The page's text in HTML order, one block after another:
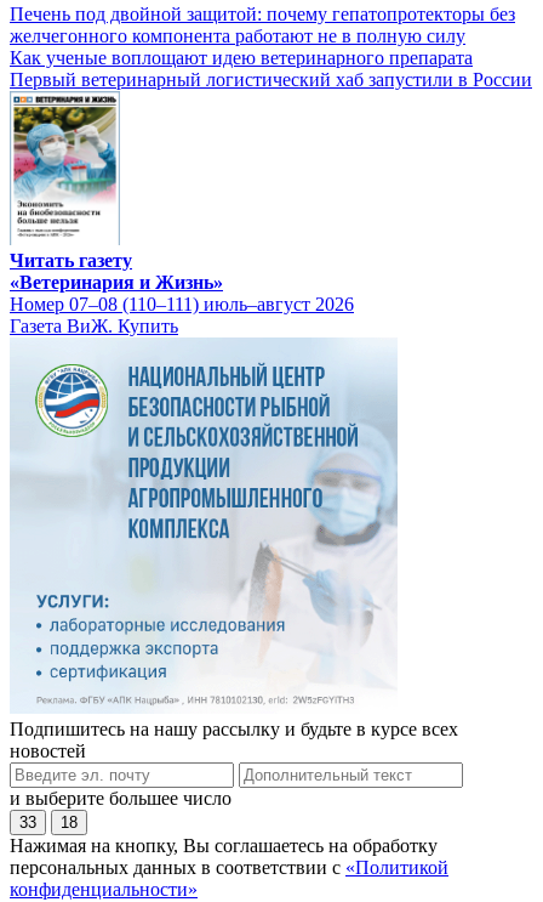
Печень под двойной защитой: почему гепатопротекторы без
желчегонного компонента работают не в полную силу
Как ученые воплощают идею ветеринарного препарата
Первый ветеринарный логистический хаб запустили в России
Читать газету
«Ветеринария и Жизнь»
Номер 07–08 (110–111) июль–август 2026
Газета ВиЖ. Купить
Подпишитесь на нашу рассылку и будьте в курсе всех
новостей
и выберите большее число
33 18
Нажимая на кнопку, Вы соглашаетесь на обработку
персональных данных в соответствии с «Политикой
конфиденциальности»